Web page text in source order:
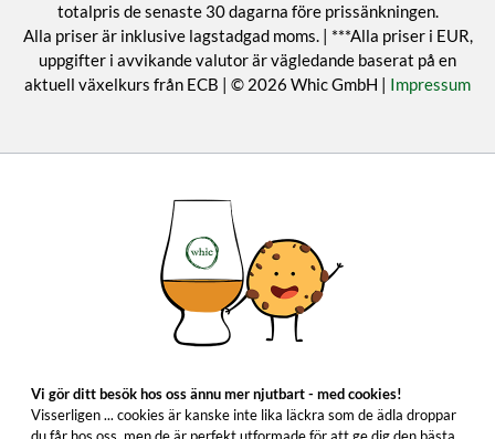
totalpris de senaste 30 dagarna före prissänkningen.
Alla priser är inklusive lagstadgad moms. | ***Alla priser i EUR,
uppgifter i avvikande valutor är vägledande baserat på en
aktuell växelkurs från ECB | © 2026 Whic GmbH | Impressum
Vi gör ditt besök hos oss ännu mer njutbart - med cookies!
Visserligen ... cookies är kanske inte lika läckra som de ädla droppar